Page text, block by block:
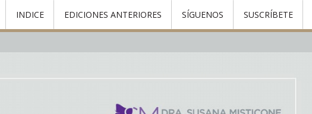
INDICE EDICIONES ANTERIORES SÍGUENOS SUSCRÍBETE